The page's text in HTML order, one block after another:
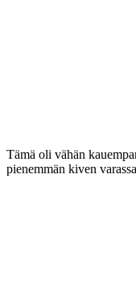
Tämä oli vähän
pienemmän kiven